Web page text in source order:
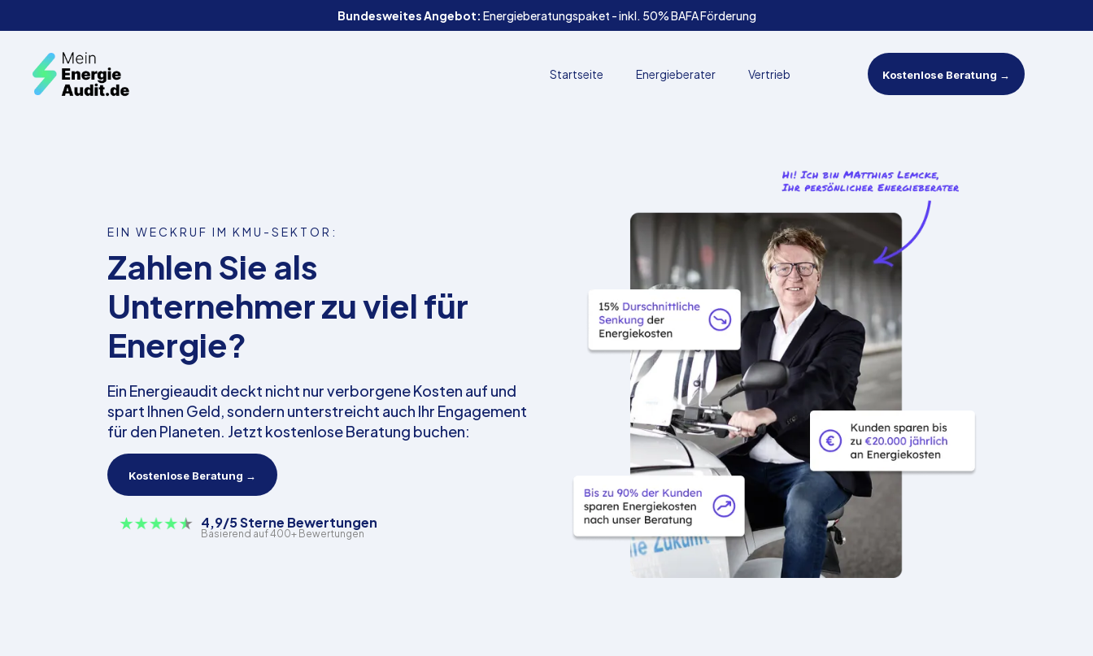
Bundesweites Angebot: Energieberatungspaket - inkl. 50% BAFA Förderung
Startseite Energieberater Vertrieb Kostenlose Beratung →
EIN WECKRUF IM KMU-SEKTOR:
Zahlen Sie als
Unternehmer zu viel für
Energie?
Ein Energieaudit deckt nicht nur verborgene Kosten auf und
spart Ihnen Geld, sondern unterstreicht auch Ihr Engagement
für den Planeten. Jetzt kostenlose Beratung buchen:
Kostenlose Beratung →
4,9/5 Sterne Bewertungen
Basierend auf 400+ Bewertungen